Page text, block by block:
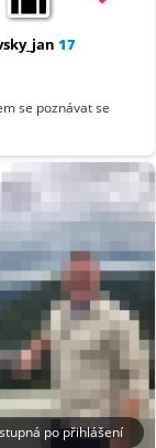
17
se poznávat se
po přihlášení